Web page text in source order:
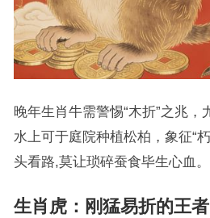
晚年生肖牛需警惕“木折”之兆
水上可于庭院种植松柏，象征“
头看路,莫让琐碎蚕食毕生心血。
生肖虎：刚猛易折的王